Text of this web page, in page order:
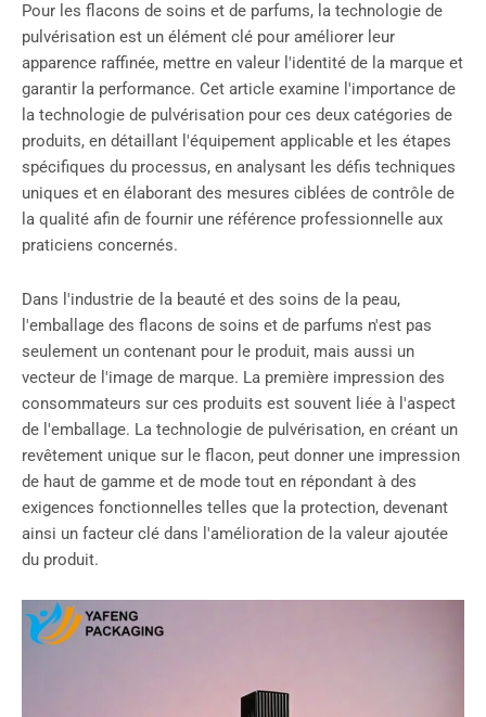
Pour les flacons de soins et de parfums, la technologie de
pulvérisation est un élément clé pour améliorer leur
apparence raffinée, mettre en valeur l'identité de la marque et
garantir la performance. Cet article examine l'importance de
la technologie de pulvérisation pour ces deux catégories de
produits, en détaillant l'équipement applicable et les étapes
spécifiques du processus, en analysant les défis techniques
uniques et en élaborant des mesures ciblées de contrôle de
la qualité afin de fournir une référence professionnelle aux
praticiens concernés.
Dans l'industrie de la beauté et des soins de la peau,
l'emballage des flacons de soins et de parfums n'est pas
seulement un contenant pour le produit, mais aussi un
vecteur de l'image de marque. La première impression des
consommateurs sur ces produits est souvent liée à l'aspect
de l'emballage. La technologie de pulvérisation, en créant un
revêtement unique sur le flacon, peut donner une impression
de haut de gamme et de mode tout en répondant à des
exigences fonctionnelles telles que la protection, devenant
ainsi un facteur clé dans l'amélioration de la valeur ajoutée
du produit.